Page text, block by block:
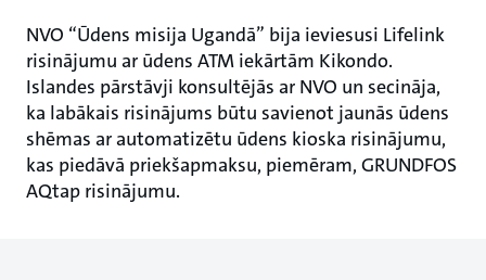
NVO “Ūdens misija Ugandā” bija ieviesusi Lifelink
risinājumu ar ūdens ATM iekārtām Kikondo.
Islandes pārstāvji konsultējās ar NVO un secināja,
ka labākais risinājums būtu savienot jaunās ūdens
shēmas ar automatizētu ūdens kioska risinājumu,
kas piedāvā priekšapmaksu, piemēram, GRUNDFOS
AQtap risinājumu.